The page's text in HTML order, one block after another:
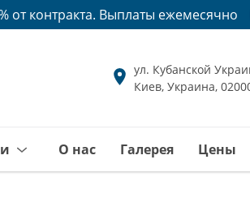
от контракта. Выплаты ежемесячно
ул. Кубанской
Киев, Украина,
О нас Галерея Цены